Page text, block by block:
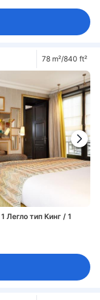
78 m²/840 ft²
1 Легло тип Кинг / 1